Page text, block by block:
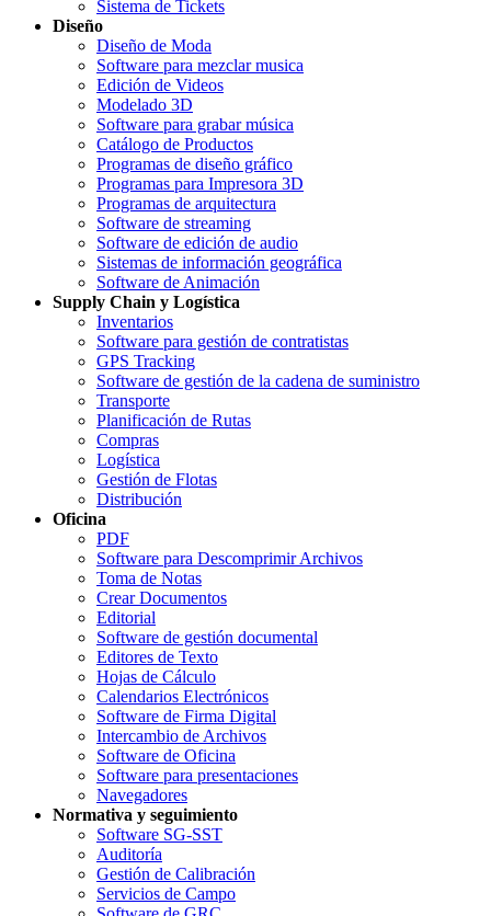
Sistema de Tickets
Diseño
Diseño de Moda
Software para mezclar musica
Edición de Videos
Modelado 3D
Software para grabar música
Catálogo de Productos
Programas de diseño gráfico
Programas para Impresora 3D
Programas de arquitectura
Software de streaming
Software de edición de audio
Sistemas de información geográfica
Software de Animación
Supply Chain y Logística
Inventarios
Software para gestión de contratistas
GPS Tracking
Software de gestión de la cadena de suministro
Transporte
Planificación de Rutas
Compras
Logística
Gestión de Flotas
Distribución
Oficina
PDF
Software para Descomprimir Archivos
Toma de Notas
Crear Documentos
Editorial
Software de gestión documental
Editores de Texto
Hojas de Cálculo
Calendarios Electrónicos
Software de Firma Digital
Intercambio de Archivos
Software de Oficina
Software para presentaciones
Navegadores
Normativa y seguimiento
Software SG-SST
Auditoría
Gestión de Calibración
Servicios de Campo